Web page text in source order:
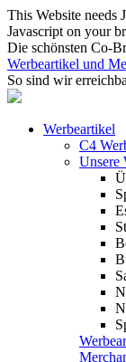
This Website needs
Javascript on your
Die schönsten Co-
Werbeartikel und
So sind wir
Werbeartikel
C4
Unsere